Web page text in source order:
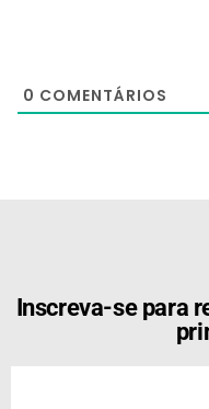
0 COMENTÁRIOS
Inscreva-se para